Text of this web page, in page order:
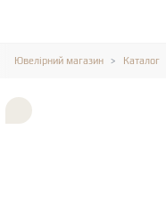
Ювелірний магазин Каталог